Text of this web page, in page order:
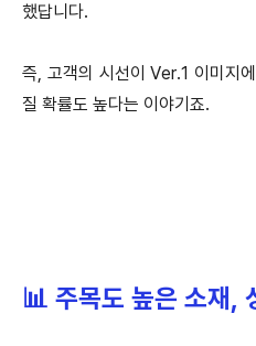
했답니다.
즉, 고객의 시선이 Ver.1 이미지
질 확률도 높다는 이야기죠.
📊 주목도 높은 소재,